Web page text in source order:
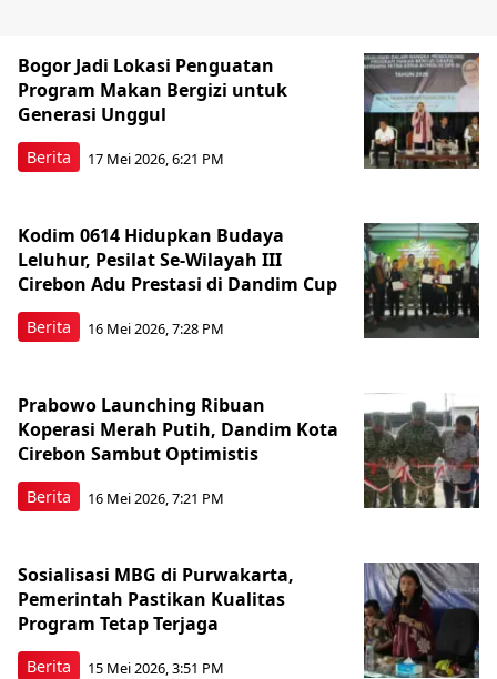
Berita
Bogor Jadi Lokasi Penguatan
Program Makan Bergizi untuk
Generasi Unggul
17 Mei 2026, 6:21 PM
Berita
Kodim 0614 Hidupkan Budaya
Leluhur, Pesilat Se-Wilayah III
Cirebon Adu Prestasi di Dandim Cup
16 Mei 2026, 7:28 PM
Berita
Prabowo Launching Ribuan
Koperasi Merah Putih, Dandim Kota
Cirebon Sambut Optimistis
16 Mei 2026, 7:21 PM
Berita
Sosialisasi MBG di Purwakarta,
Pemerintah Pastikan Kualitas
Program Tetap Terjaga
15 Mei 2026, 3:51 PM